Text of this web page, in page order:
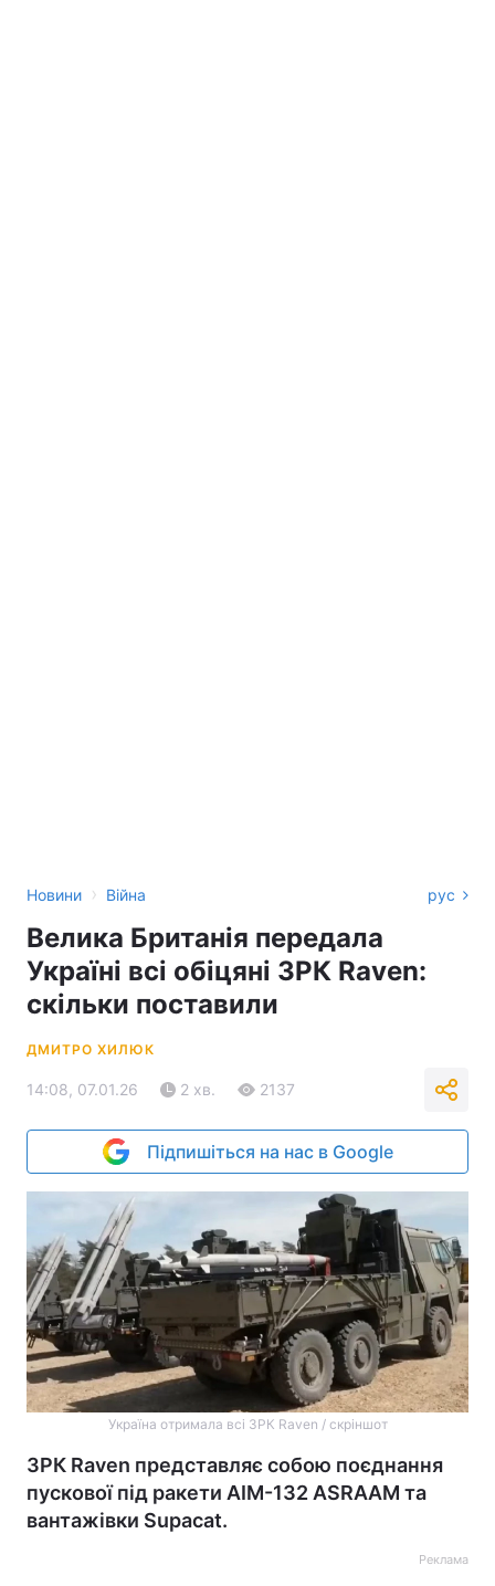
Новини › Війна рус
Велика Британія передала
Україні всі обіцяні ЗРК Raven:
скільки поставили
ДМИТРО ХИЛЮК
14:08, 07.01.26 2 хв. 2137
Підпишіться на нас в Google
Україна отримала всі ЗРК Raven / скріншот
ЗРК Raven представляє собою поєднання
пускової під ракети AIM-132 ASRAAM та
вантажівки Supacat.
Реклама